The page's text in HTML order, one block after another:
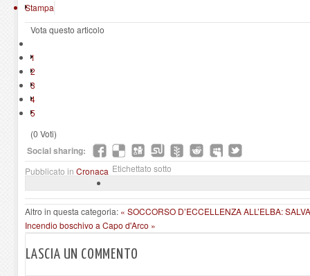
Stampa
Vota questo articolo
1
2
3
4
5
(0 Voti)
Social sharing:
Pubblicato in Cronaca Etichettato sotto
Altro in questa categoria: « SOCCORSO D’ECCELLENZA ALL’ELBA:
Incendio boschivo a Capo d'Arco »
LASCIA UN COMMENTO